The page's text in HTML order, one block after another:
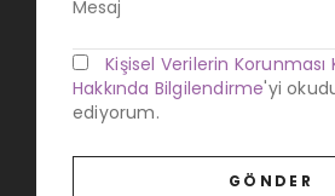
Kişisel Verilerin Korunması
Hakkında Bilgilendirme'yi
ediyorum.